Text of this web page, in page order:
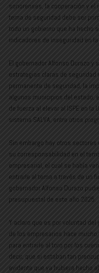
sonorenses, la cooperación y
tema de seguridad debe ser
todo un gobierno que ha hecho
indicadores de inseguridad en
El gobernador Alfonso Durazo y
estrategias claras de
permanente de seguridad, la
algunos municipios del estado,
de fuerza al elevar al ISPE en la
sistema SALVA, entre otros
Sin embargo hay otros
su corresponsabilidad en el
empresarial, el cual se había
entrarle al tema a través de un
gobernador Alfonso Durazo
presupuestal de este año 2025.
Y aclaro que es por voluntad
de los empresarios hace
para entrarle al toro por los
decir, que si estaban tan
evidente que ya hubiera hecho